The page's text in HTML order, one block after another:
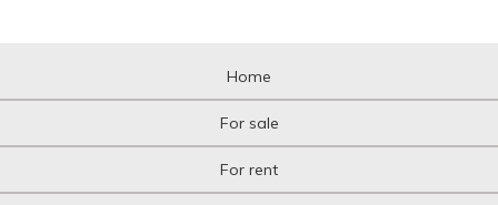
Home
For sale
For rent